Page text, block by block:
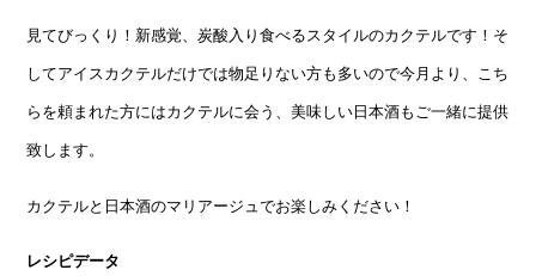
見てびっくり！新感覚、炭酸入り食べるスタイルのカクテルです！そ
してアイスカクテルだけでは物足りない方も多いので今月より、こち
らを頼まれた方にはカクテルに会う、美味しい日本酒もご一緒に提供
致します。
カクテルと日本酒のマリアージュでお楽しみください！
レシピデータ